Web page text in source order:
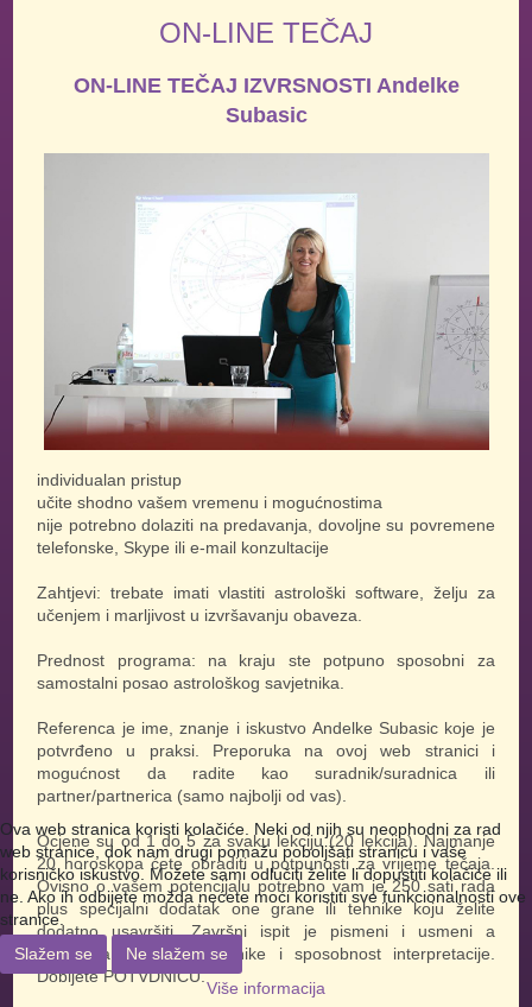
ON-LINE TEČAJ
ON-LINE TEČAJ IZVRSNOSTI Andelke
Subasic
individualan pristup
učite shodno vašem vremenu i mogućnostima
nije potrebno dolaziti na predavanja, dovoljne su povremene
telefonske, Skype ili e-mail konzultacije
Zahtjevi: trebate imati vlastiti astrološki software, želju za
učenjem i marljivost u izvršavanju obaveza.
Prednost programa: na kraju ste potpuno sposobni za
samostalni posao astrološkog savjetnika.
Referenca je ime, znanje i iskustvo Andelke Subasic koje je
potvrđeno u praksi. Preporuka na ovoj web stranici i
mogućnost da radite kao suradnik/suradnica ili
partner/partnerica (samo najbolji od vas).
Ocjene su od 1 do 5 za svaku lekciju (20 lekcija). Najmanje
20 horoskopa ćete obraditi u potpunosti za vrijeme tečaja.
Ovisno o vašem potencijalu potrebno vam je 250 sati rada
plus specijalni dodatak one grane ili tehnike koju želite
dodatno usavršiti. Završni ispit je pismeni i usmeni a
obuhvaća astrološke tehnike i sposobnost interpretacije.
Dobijete POTVDNICU.
Ova web stranica koristi kolačiće. Neki od njih su neophodni za rad
web stranice, dok nam drugi pomažu poboljšati stranicu i vaše
korisničko iskustvo. Možete sami odlučiti želite li dopustiti kolačiće ili
ne. Ako ih odbijete možda nećete moći koristiti sve funkcionalnosti ove
stranice.
Slažem se
Ne slažem se
Više informacija